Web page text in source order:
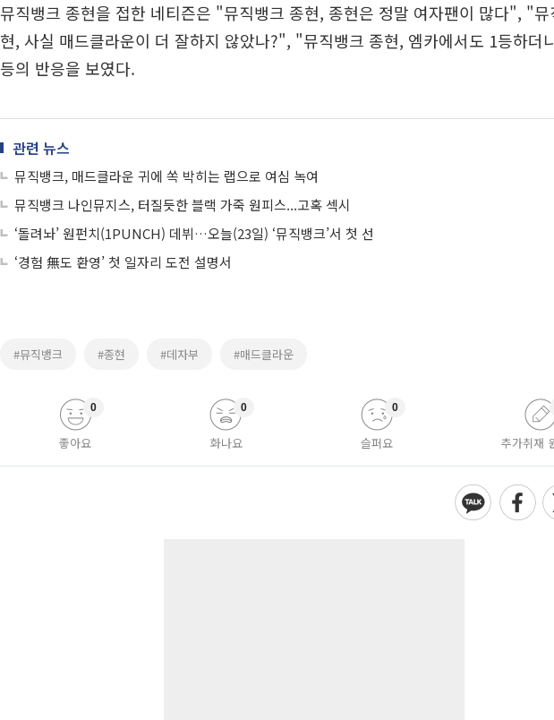
뮤직뱅크 종현을 접한 네티즌은 "뮤직뱅크 종현, 종현은 정말 여자팬이 많다", "뮤
현, 사실 매드클라운이 더 잘하지 않았나?", "뮤직뱅크 종현, 엠카에서도 1등하더
등의 반응을 보였다.
관련 뉴스
뮤직뱅크, 매드클라운 귀에 쏙 박히는 랩으로 여심 녹여
뮤직뱅크 나인뮤지스, 터질듯한 블랙 가죽 원피스...고혹 섹시
‘돌려놔’ 원펀치(1PUNCH) 데뷔…오늘(23일) ‘뮤직뱅크’서 첫 선
‘경험 無도 환영’ 첫 일자리 도전 설명서
#뮤직뱅크 #종현 #데자부 #매드클라운
좋아요
0
화나요
0
슬퍼요
0
추가취재